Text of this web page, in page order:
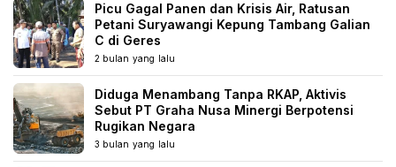
Picu Gagal Panen dan Krisis Air, Ratusan
Petani Suryawangi Kepung Tambang Galian
C di Geres
2 bulan yang lalu
Diduga Menambang Tanpa RKAP, Aktivis
Sebut PT Graha Nusa Minergi Berpotensi
Rugikan Negara
3 bulan yang lalu